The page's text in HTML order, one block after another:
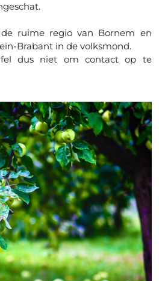
ruime regio van Bornem en
Brabant in de volksmond.
dus niet om contact op te